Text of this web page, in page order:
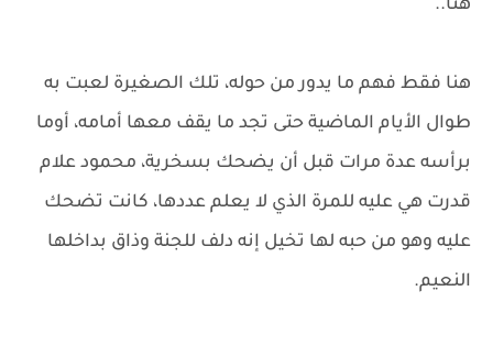
هنا..
هنا فقط فهم ما يدور من حوله، تلك الصغيرة لعبت به
طوال الأيام الماضية حتى تجد ما يقف معها أمامه، أوما
برأسه عدة مرات قبل أن يضحك بسخرية، محمود علام
قدرت هي عليه للمرة الذي لا يعلم عددها، كانت تضحك
عليه وهو من حبه لها تخيل إنه دلف للجنة وذاق بداخلها
النعيم.